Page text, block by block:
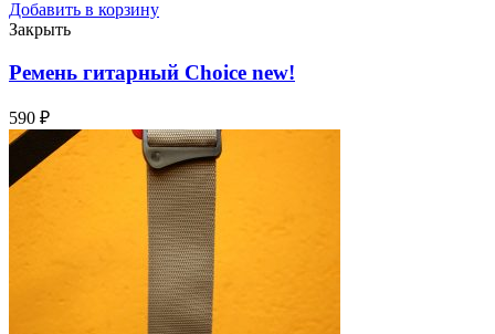
Добавить в корзину
Закрыть
Ремень гитарный Choice new!
590 ₽